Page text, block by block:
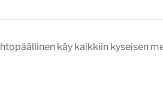
käy kaikkiin kyseisen